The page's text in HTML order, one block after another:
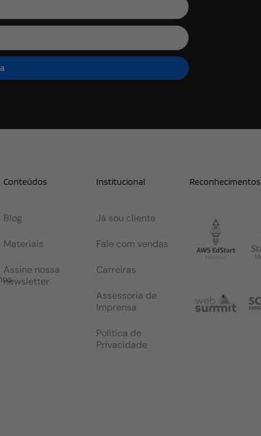
Conteúdos
Blog
Materiais
Assine nossa
newsletter
Institucional
Já sou cliente
Fale com vendas
Carreiras
Assessoria de
Imprensa
Política de
Privacidade
Reconhecimentos